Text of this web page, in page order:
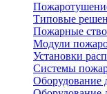
Типовые
Пожарные
Модули
Установки
Системы
Оборудование